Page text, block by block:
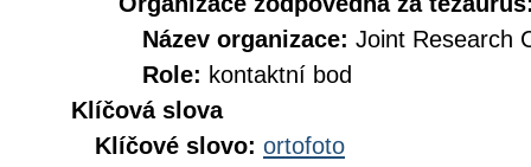
Název organizace: Joint Research
Role: kontaktní bod
Klíčová slova
Klíčové slovo: ortofoto